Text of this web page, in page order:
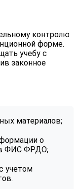
контролю
форме.
учебу с
законное
материалов;
о
в ФИС ФРДО;
учетом